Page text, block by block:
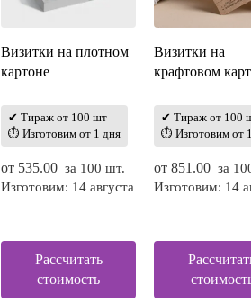
Визитки на плотном
картоне
✔ Тираж от 100 шт
⏱ Изготовим от 1 дня
от 535.00 за 100 шт.
Изготовим: 14 августа
Рассчитать
стоимость
Визитки на
крафтовом
✔ Тираж от 100
⏱ Изготовим от
от 851.00 за
Изготовим: 14